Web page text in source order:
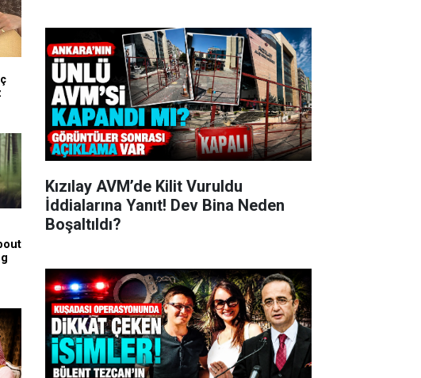
Kızılay AVM’de Kilit Vuruldu
İddialarına Yanıt! Dev Bina Neden
Boşaltıldı?